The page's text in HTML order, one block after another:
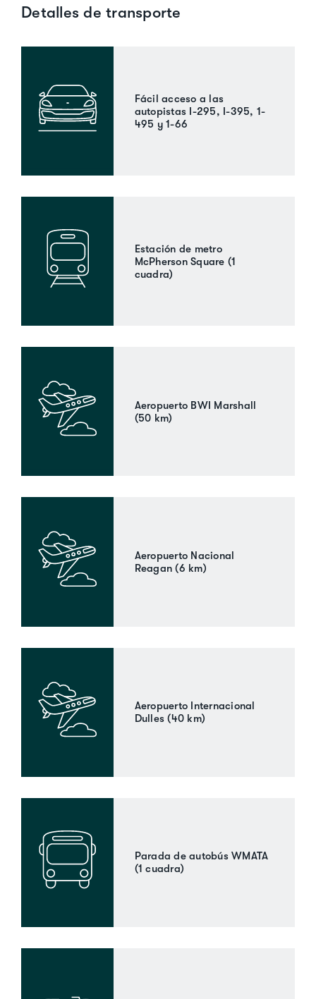
Detalles de transporte
Fácil acceso a las
autopistas I-295, I-395, 1-
495 y 1-66
Estación de metro
McPherson Square (1
cuadra)
Aeropuerto BWI Marshall
(50 km)
Aeropuerto Nacional
Reagan (6 km)
Aeropuerto Internacional
Dulles (40 km)
Parada de autobús WMATA
(1 cuadra)